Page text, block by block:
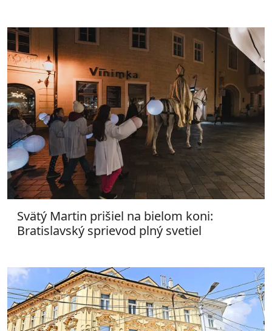
Svätý Martin prišiel na bielom koni:
Bratislavský sprievod plný svetiel